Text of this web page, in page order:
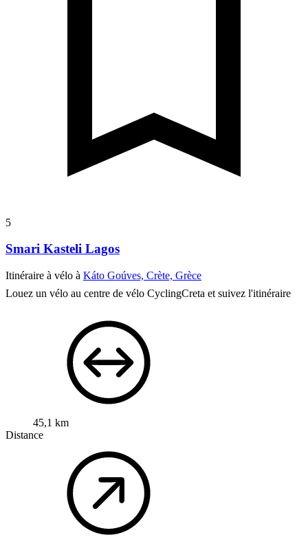
5
Smari Kasteli Lagos
Itinéraire à vélo à Káto Goúves, Crète, Grèce
Louez un vélo au centre de vélo CyclingCreta et suivez l'itinéraire
45,1 km
Distance